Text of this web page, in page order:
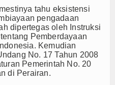
tahu eksistensi
pengadaan
dipertegas oleh Instruksi
Pemberdayaan
Kemudian
No. 17 Tahun 2008
Pemerintah No. 20
di Perairan.